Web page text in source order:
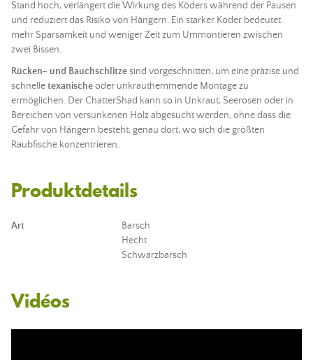
Stand hoch, verlängert die Wirkung des Köderswährend der Pausen
und reduziert das Risiko von Hängern. Ein starker Köder bedeutet
mehr Sparsamkeit und weniger Zeit zum Ummontieren zwischen
zwei Bissen.
Rücken- und Bauchschlitzesind vorgeschnitten, um eine präzise und
schnelletexanischeoder unkrauthemmende Montage zu
ermöglichen. Der ChatterShad kann so in Unkraut, Seerosen oder in
Bereichen von versunkenen Holz abgesucht werden, ohne dass die
Gefahr von Hängern besteht, genau dort, wo sich die größten
Raubfische konzentrieren.
Produktdetails
Art
Barsch
Hecht
Schwarzbarsch
Vidéos